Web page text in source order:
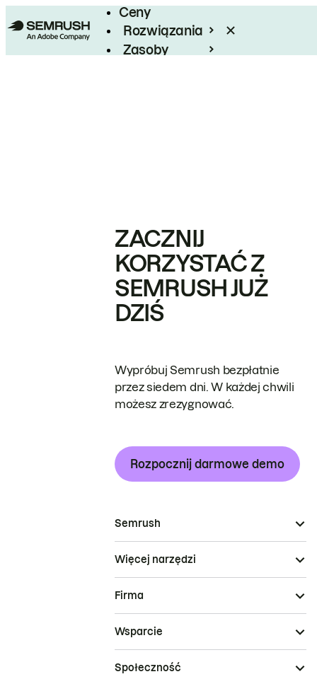
Ceny
Rozwiązania
Zasoby
ZACZNIJ
KORZYSTAĆ Z
SEMRUSH JUŻ
DZIŚ
Wypróbuj Semrush bezpłatnie
przez siedem dni. W każdej chwili
możesz zrezygnować.
Rozpocznij darmowe demo
Semrush
Więcej narzędzi
Firma
Wsparcie
Społeczność